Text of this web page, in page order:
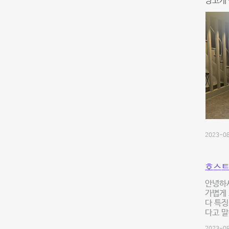
2023-
호스
안녕하
가볍게
다 특
다고